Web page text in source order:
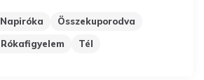
Napiróka
Összekuporodva
Rókafigyelem
Tél